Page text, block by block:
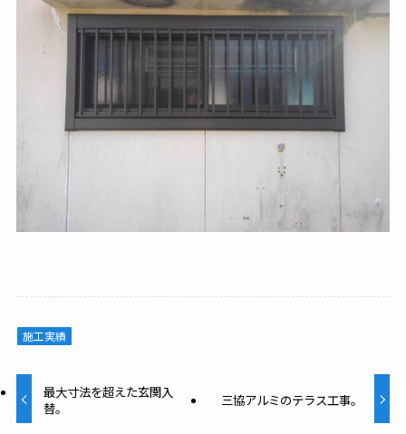
施工実績
最大寸法を超えた玄関入
替。
三協アルミのテラス工事。